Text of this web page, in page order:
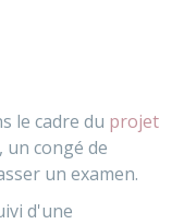
le cadre du projet
, un congé de
un examen.
d'une